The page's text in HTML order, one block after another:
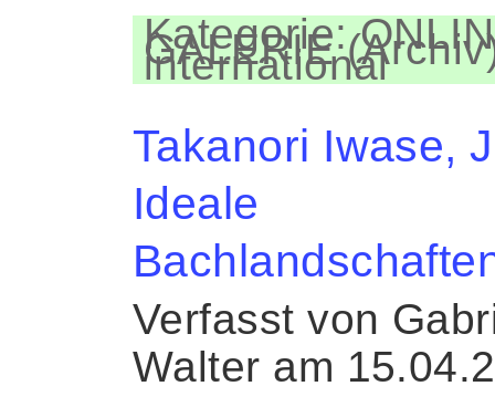
Kategorie:
GALERIE
international
Takanori Iwase,
Ideale
Verfasst von
Walter am